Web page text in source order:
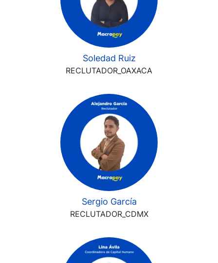
Soledad Ruiz
RECLUTADOR_OAXACA
Sergio García
RECLUTADOR_CDMX